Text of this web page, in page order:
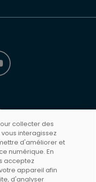
collecter des
interagissez
d'améliorer et
numérique. En
acceptez
appareil afin
d'analyser